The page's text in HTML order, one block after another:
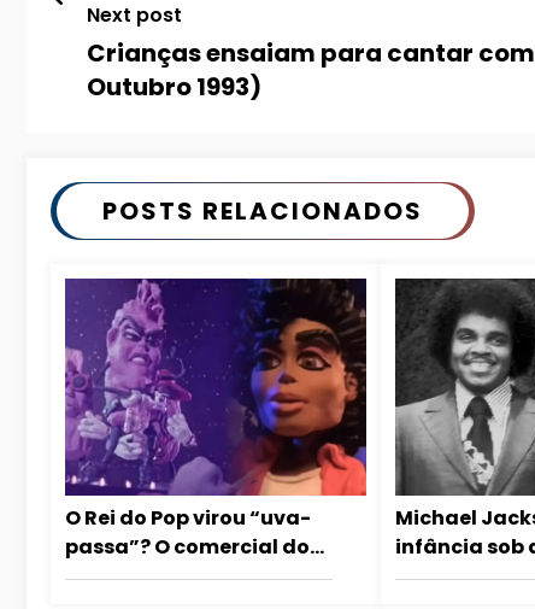
Next post
Crianças ensaiam para cantar com Michael Jackson (Folha de S. Paulo,
Outubro 1993)
POSTS RELACIONADOS
O Rei do Pop virou “uva-
passa”? O comercial dos
California Raisins com
Michael
infância sob
disciplina de